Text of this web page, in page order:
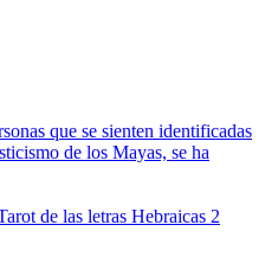
que se sienten identificadas
de los Mayas, se ha